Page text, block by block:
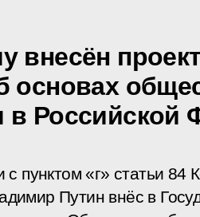
внесён
основах
в Российской
с пунктом «г» статьи 84
Путин внёс в